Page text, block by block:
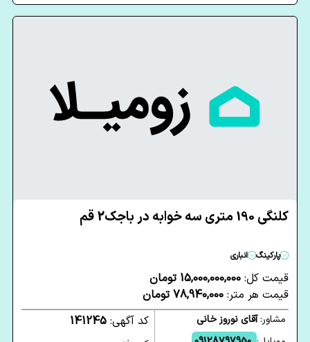
کلنگی 190 متری سه خوابه در باجک2 قم
پارکینگ انباری
قیمت کل: 15,000,000,000 تومان
قیمت هر متر: 78,940,000 تومان
مشاور:آقای نوروز خانی
کد آگهی: 141245